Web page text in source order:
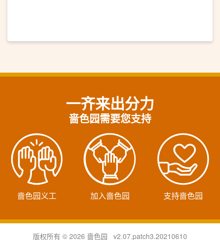
一齐来出分力
啬色园需要您支持
啬色园义工 加入啬色园 支持啬色园
版权所有 © 2026 啬色园 v2.07.patch3.20210610